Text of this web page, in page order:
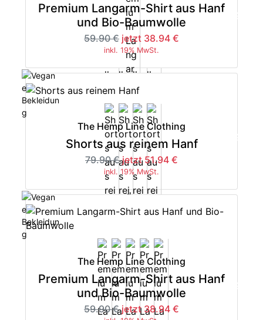
Premium Langarm-Shirt aus Hanf
und Bio-Baumwolle
59.90 € jetzt 38.94 €
inkl. 19% MwSt.
-35%
The Hemp Line Clothing
Shorts aus reinem Hanf
79.90 € jetzt 51.94 €
inkl. 19% MwSt.
-35%
The Hemp Line Clothing
Premium Langarm-Shirt aus Hanf
und Bio-Baumwolle
59.90 € jetzt 38.94 €
-35%